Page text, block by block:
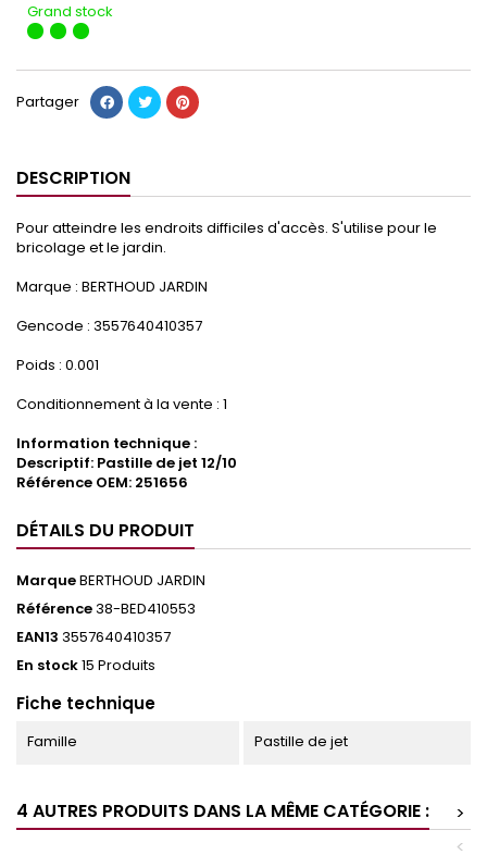
Grand stock
Partager
DESCRIPTION
Pour atteindre les endroits difficiles d'accès. S'utilise pour le
bricolage et le jardin.
Marque : BERTHOUD JARDIN
Gencode : 3557640410357
Poids : 0.001
Conditionnement à la vente : 1
Information technique :
Descriptif: Pastille de jet 12/10
Référence OEM: 251656
DÉTAILS DU PRODUIT
MarqueBERTHOUD JARDIN
Référence38-BED410553
EAN13 3557640410357
En stock15 Produits
Fiche technique
Famille Pastille de jet
4 AUTRES PRODUITS DANS LA MÊME CATÉGORIE :
>
<